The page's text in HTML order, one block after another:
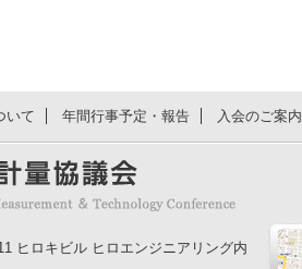
いて 年間行事予定・報告 入会のご案
ヒロキビル ヒロエンジニアリング内